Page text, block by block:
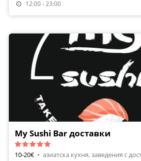
12:00 - 23:00
Направи Резервация
My Sushi Bar доставки
10-20€ • азиатска кухня, заведения с